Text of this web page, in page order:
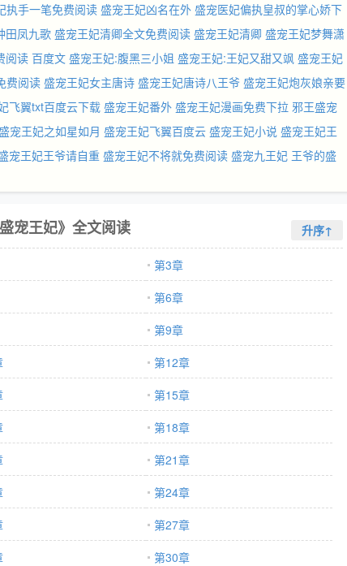
执手一笔免费阅读 盛宠王妃凶名在外 盛宠医妃偏执皇叔的掌心娇下
田凤九歌 盛宠王妃清卿全文免费阅读 盛宠王妃清卿 盛宠王妃梦舞潇
阅读 百度文盛宠王妃:腹黑三小姐 盛宠王妃:王妃又甜又飒 盛宠王妃
费阅读 盛宠王妃女主唐诗 盛宠王妃唐诗八王爷 盛宠王妃炮灰娘亲要
飞翼txt百度云下载盛宠王妃番外 盛宠王妃漫画免费下拉 邪王盛宠
宠王妃之如星如月 盛宠王妃飞翼百度云 盛宠王妃小说 盛宠王妃王
宠王妃王爷请自重 盛宠王妃不将就免费阅读 盛宠九王妃 王爷的盛
盛宠王妃》全文阅读 升序↑
第3章
第6章
第9章
第12章
第15章
第18章
第21章
第24章
第27章
第30章